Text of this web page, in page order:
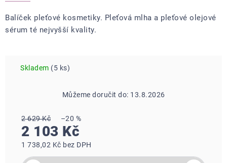
Balíček pleťové kosmetiky. Pleťová mlha a pleťové olejové
sérum té nejvyšší kvality.
Skladem (5 ks)
Můžeme doručit do: 13.8.2026
2 629 Kč –20 %
2 103 Kč
1 738,02 Kč bez DPH